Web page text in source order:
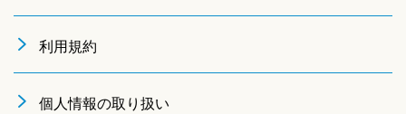
利用規約
個人情報の取り扱い